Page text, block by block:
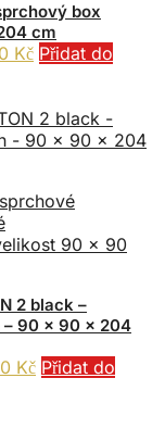
box
cm
KčAktuální
11
299,00 Kč.
Přidat do
90 x 90
2 black –
90 x 90 x 204
KčAktuální
Přidat do